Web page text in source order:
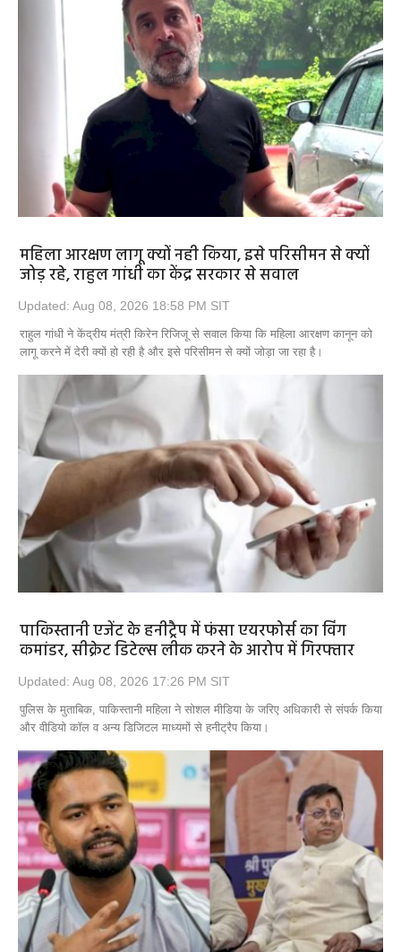
महिला आरक्षण लागू क्यों नही किया, इसे परिसीमन से क्यों
जोड़ रहे, राहुल गांधी का केंद्र सरकार से सवाल
Updated: Aug 08, 2026 18:58 PM SIT
राहुल गांधी ने केंद्रीय मंत्री किरेन रिजिजू से सवाल किया कि महिला आरक्षण कानून को
लागू करने में देरी क्यों हो रही है और इसे परिसीमन से क्यों जोड़ा जा रहा है।
पाकिस्तानी एजेंट के हनीट्रैप में फंसा एयरफोर्स का विंग
कमांडर, सीक्रेट डिटेल्स लीक करने के आरोप में गिरफ्तार
Updated: Aug 08, 2026 17:26 PM SIT
पुलिस के मुताबिक, पाकिस्तानी महिला ने सोशल मीडिया के जरिए अधिकारी से संपर्क किया
और वीडियो कॉल व अन्य डिजिटल माध्यमों से हनीट्रैप किया।